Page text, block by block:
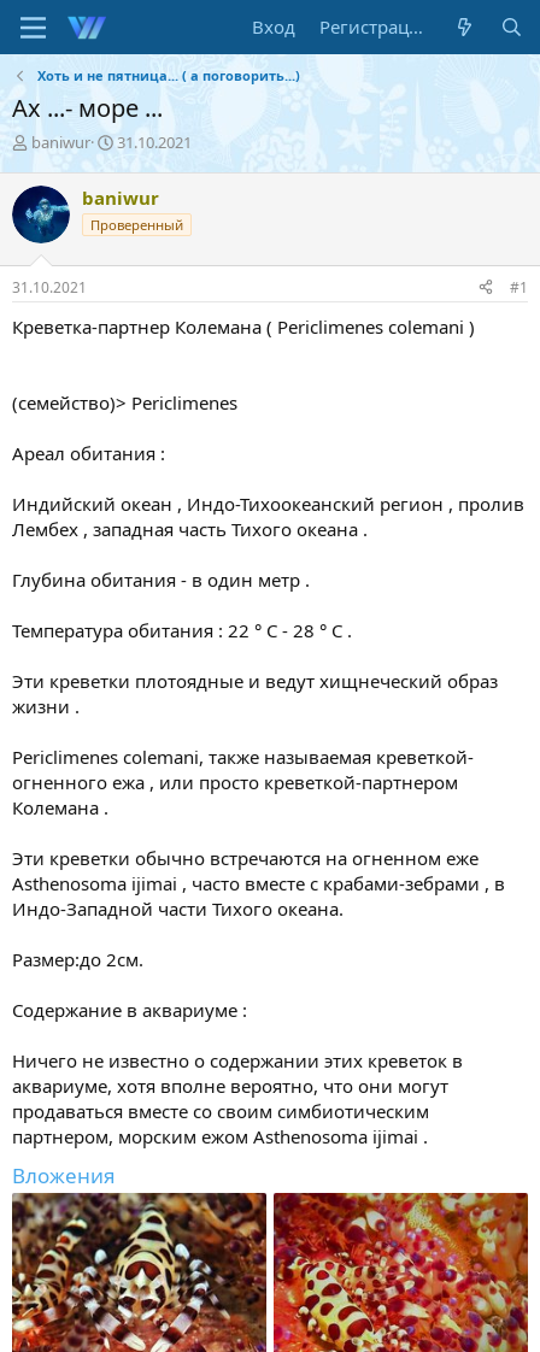
Вход Регистрация
Хоть и не пятница... ( а поговорить...)
Ах ...- море ...
А
т
о
р
т
е
м
baniwur
Д
а
н
ч
а
31.10.2021
baniwur
Проверенный
31.10.2021 #1
Креветка-партнер Колемана ( Periclimenes colemani )
(семейство)> Periclimenes
Ареал обитания :
Индийский океан , Индо-Тихоокеанский регион , пролив
Лембех , западная часть Тихого океана .
Глубина обитания - в один метр .
Температура обитания : 22 ° С - 28 ° С .
Эти креветки плотоядные и ведут хищнеческий образ
жизни .
Periclimenes colemani, также называемая креветкой-
огненного ежа , или просто креветкой-партнером
Колемана .
Эти креветки обычно встречаются на огненном еже
Asthenosoma ijimai , часто вместе с крабами-зебрами , в
Индо-Западной части Тихого океана.
Размер:до 2см.
Содержание в аквариуме :
Ничего не известно о содержании этих креветок в
аквариуме, хотя вполне вероятно, что они могут
продаваться вместе со своим симбиотическим
партнером, морским ежом Asthenosoma ijimai .
Вложения